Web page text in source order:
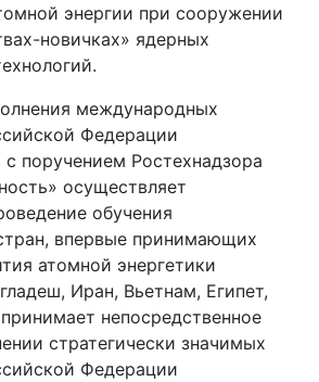
энергии при сооружении
новичках» ядерных
международных
Федерации
с поручением Ростехнадзора
осуществляет
обучения
впервые принимающих
атомной энергетики
Иран, Вьетнам, Египет,
непосредственное
стратегически значимых
Федерации